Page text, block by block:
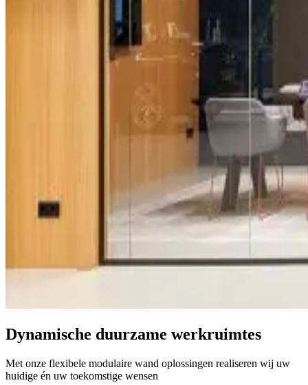
Dynamische duurzame werkruimtes
Met onze flexibele modulaire wand oplossingen realiseren wij uw
huidige én uw toekomstige wensen